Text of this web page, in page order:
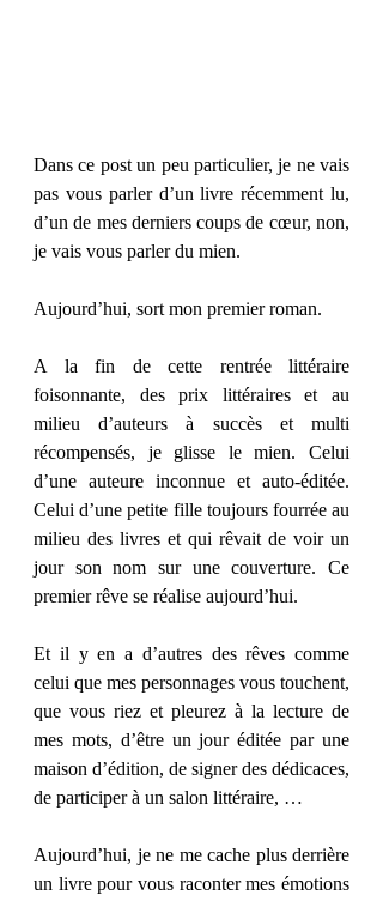
Dans ce post un peu particulier, je ne vais
pas vous parler d’un livre récemment lu,
d’un de mes derniers coups de cœur, non,
je vais vous parler du mien.
Aujourd’hui, sort mon premier roman.
A la fin de cette rentrée littéraire
foisonnante, des prix littéraires et au
milieu d’auteurs à succès et multi
récompensés, je glisse le mien. Celui
d’une auteure inconnue et auto-éditée.
Celui d’une petite fille toujours fourrée au
milieu des livres et qui rêvait de voir un
jour son nom sur une couverture. Ce
premier rêve se réalise aujourd’hui.
Et il y en a d’autres des rêves comme
celui que mes personnages vous touchent,
que vous riez et pleurez à la lecture de
mes mots, d’être un jour éditée par une
maison d’édition, de signer des dédicaces,
de participer à un salon littéraire, …
Aujourd’hui, je ne me cache plus derrière
un livre pour vous raconter mes émotions